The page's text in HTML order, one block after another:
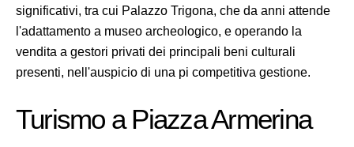
significativi, tra cui Palazzo Trigona, che da anni attende
l'adattamento a museo archeologico, e operando la
vendita a gestori privati dei principali beni culturali
presenti, nell'auspicio di una pi competitiva gestione.
Turismo a Piazza Armerina